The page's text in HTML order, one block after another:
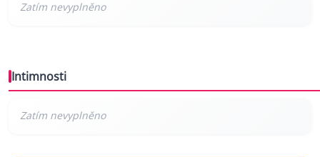
Intimnosti